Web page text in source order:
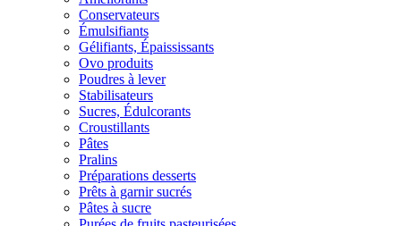
Conservateurs
Émulsifiants
Gélifiants, Épaississants
Ovo produits
Poudres à lever
Stabilisateurs
Sucres, Édulcorants
Croustillants
Pâtes
Pralins
Préparations desserts
Prêts à garnir sucrés
Pâtes à sucre